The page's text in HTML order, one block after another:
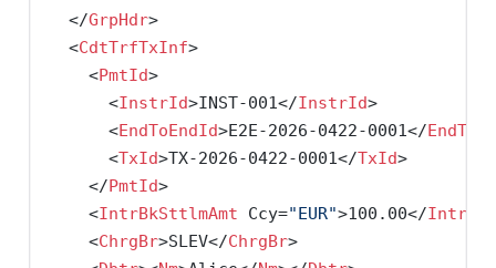
  </
GrpHdr>
  <
CdtTrfTxInf>
    <
PmtId>
      <
InstrId>INST-001</InstrId>
      <
EndToEndId>E2E-2026-0422-0001</
      <
TxId>TX-2026-0422-0001</TxId>
    </
PmtId>
    <
IntrBkSttlmAmt Ccy="EUR">100.00</
    <
ChrgBr>SLEV</ChrgBr>